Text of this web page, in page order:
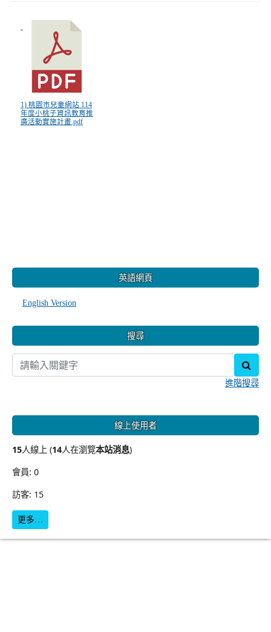
1) 桃園市兒童網站 114
年度小桃子資訊教育推
廣活動實施計畫.pdf
英語網頁
English Version
搜尋
進階搜尋
線上使用者
15人線上 (14人在瀏覽本站消息)
會員: 0
訪客: 15
更多…